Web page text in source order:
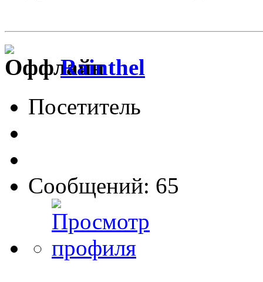
Rainthel
Посетитель
Сообщений: 65